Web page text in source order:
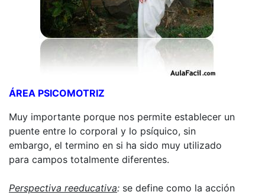
ÁREA PSICOMOTRIZ
Muy importante porque nos permite establecer un
puente entre lo corporal y lo psíquico, sin
embargo, el termino en si ha sido muy utilizado
para campos totalmente diferentes.
Perspectiva reeducativa: se define como la acción